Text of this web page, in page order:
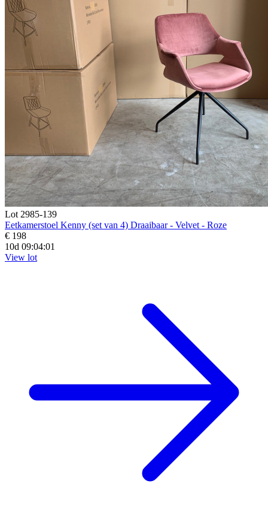
Lot 2985-139
Eetkamerstoel Kenny (set van 4) Draaibaar - Velvet - Roze
€ 198
10d 09:03:59
View lot